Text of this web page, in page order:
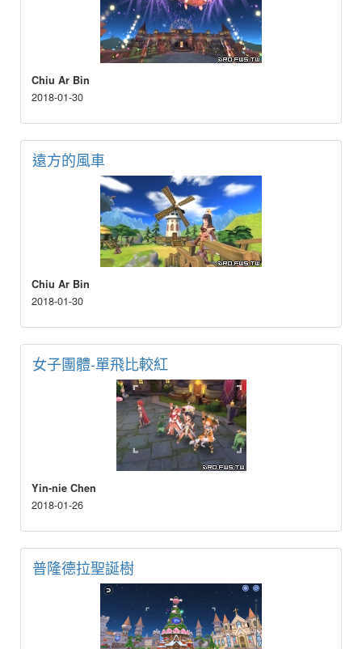
Chiu Ar Bin
2018-01-30
遠方的風車
Chiu Ar Bin
2018-01-30
女子團體-單飛比較紅
Yin-nie Chen
2018-01-26
普隆德拉聖誕樹